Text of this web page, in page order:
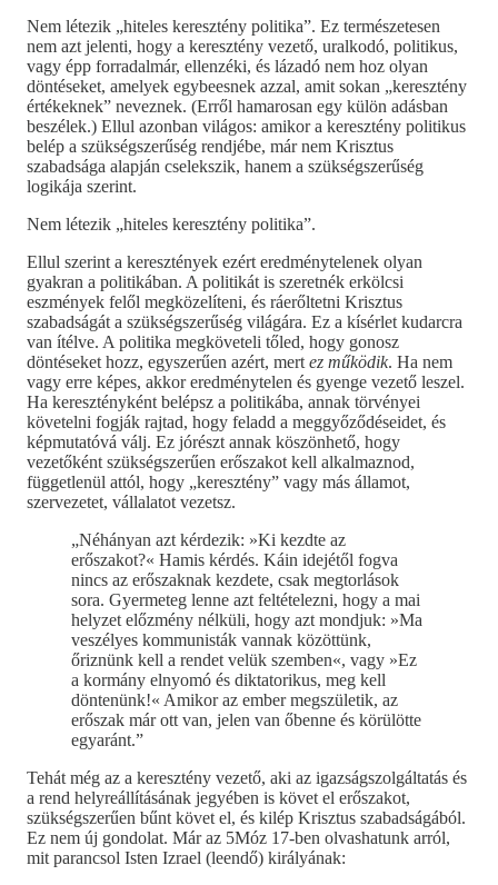
Nem létezik „hiteles keresztény politika”. Ez természetesen
nem azt jelenti, hogy a keresztény vezető, uralkodó, politikus,
vagy épp forradalmár, ellenzéki, és lázadó nem hoz olyan
döntéseket, amelyek egybeesnek azzal, amit sokan „keresztény
értékeknek” neveznek. (Erről hamarosan egy külön adásban
beszélek.) Ellul azonban világos: amikor a keresztény politikus
belép a szükségszerűség rendjébe, már nem Krisztus
szabadsága alapján cselekszik, hanem a szükségszerűség
logikája szerint.
Nem létezik „hiteles keresztény politika”.
Ellul szerint a keresztények ezért eredménytelenek olyan
gyakran a politikában. A politikát is szeretnék erkölcsi
eszmények felől megközelíteni, és ráerőltetni Krisztus
szabadságát a szükségszerűség világára. Ez a kísérlet kudarcra
van ítélve. A politika megköveteli tőled, hogy gonosz
döntéseket hozz, egyszerűen azért, mertez működik. Ha nem
vagy erre képes, akkor eredménytelen és gyenge vezető leszel.
Ha keresztényként belépsz a politikába, annak törvényei
követelni fogják rajtad, hogy feladd a meggyőződéseidet, és
képmutatóvá válj. Ez jórészt annak köszönhető, hogy
vezetőként szükségszerűen erőszakot kell alkalmaznod,
függetlenül attól, hogy „keresztény” vagy más államot,
szervezetet, vállalatot vezetsz.
„Néhányan azt kérdezik: »Ki kezdte az
erőszakot?« Hamis kérdés. Káin idejétől fogva
nincs az erőszaknak kezdete, csak megtorlások
sora. Gyermeteg lenne azt feltételezni, hogy a mai
helyzet előzmény nélküli, hogy azt mondjuk: »Ma
veszélyes kommunisták vannak közöttünk,
őriznünk kell a rendet velük szemben«, vagy »Ez
a kormány elnyomó és diktatorikus, meg kell
döntenünk!« Amikor az ember megszületik, az
erőszak már ott van, jelen van őbenne és körülötte
egyaránt.”
Tehát még az a keresztény vezető, aki az igazságszolgáltatás és
a rend helyreállításának jegyében is követ el erőszakot,
szükségszerűen bűnt követ el, és kilép Krisztus szabadságából.
Ez nem új gondolat. Már az 5Móz 17-ben olvashatunk arról,
mit parancsol Isten Izrael (leendő) királyának: